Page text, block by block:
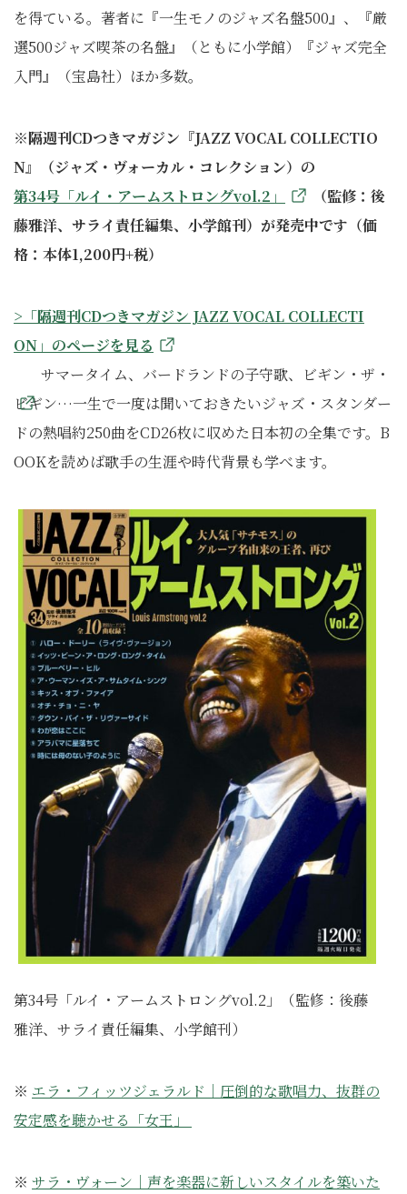
を得ている。著者に『一生モノのジャズ名盤500』、『厳
選500ジャズ喫茶の名盤』（ともに小学館）『ジャズ完全
入門』（宝島社）ほか多数。
※隔週刊CDつきマガジン『JAZZ VOCAL COLLECTIO
N』（ジャズ・ヴォーカル・コレクション）の
第34号「ルイ・アームストロングvol.2」
（監修：後
藤雅洋、サライ責任編集、小学館刊）が発売中です（価
格：本体1,200円+税）
>「隔週刊CDつきマガジン JAZZ VOCAL COLLECTI
ON 」のページを見る
サマータイム、バードランドの子守歌、ビギン・ザ・
ビギン…一生で一度は聞いておきたいジャズ・スタンダー
ドの熱唱約250曲をCD26枚に収めた日本初の全集です。B
OOKを読めば歌手の生涯や時代背景も学べます。
第34号「ルイ・アームストロングvol.2」（監修：後藤
雅洋、サライ責任編集、小学館刊）
※ エラ・フィッツジェラルド｜圧倒的な歌唱力、抜群の
安定感を聴かせる「女王」
※ サラ・ヴォーン｜声を楽器に新しいスタイルを築いた